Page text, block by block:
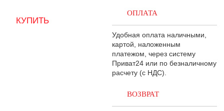
ОПЛАТА
Удобная оплата наличными,
картой, наложенным
платежом, через систему
Приват24 или по безналичному
расчету (с НДС).
ВОЗВРАТ